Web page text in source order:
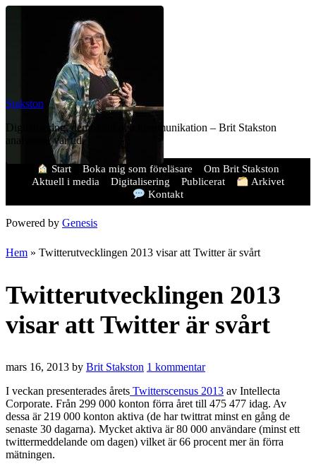
Stakston
Digitalisering, demokrati och kommunikation – Brit Stakston
analyserar vår tid.
Start Boka mig som föreläsare
Om Brit Stakston
Aktuell i media
Digitalisering Publicerat
Arkivet
Kontakt
Powered by Genesis
Hem » Twitterutvecklingen 2013 visar att Twitter är svårt
Twitterutvecklingen 2013
visar att Twitter är svårt
mars 16, 2013 by Brit Stakston 1 kommentar
I veckan presenterades årets Twitterscensus 2013 av Intellecta
Corporate. Från 299 000 konton förra året till 475 477 idag. Av
dessa är 219 000 konton aktiva (de har twittrat minst en gång de
senaste 30 dagarna). Mycket aktiva är 80 000 användare (minst ett
twittermeddelande om dagen) vilket är 66 procent mer än förra
mätningen.